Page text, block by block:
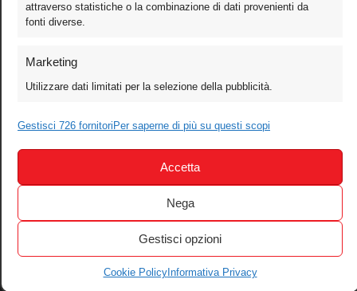
attraverso statistiche o la combinazione di dati provenienti da
fonti diverse.
Marketing
Utilizzare dati limitati per la selezione della pubblicità.
Gestisci 726 fornitori Per saperne di più su questi scopi
Accetta
Nega
Gestisci opzioni
Cookie PolicyInformativa Privacy
Video
Cinema